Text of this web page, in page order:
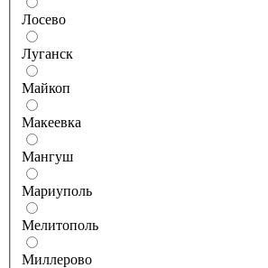
Лосево
Луганск
Майкоп
Макеевка
Мангуш
Мариуполь
Мелитополь
Миллерово